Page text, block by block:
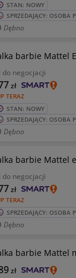
STAN: NOWY
SPRZEDAJĄCY: OSOBA
Dębno
barbie Mattel
do negocjacji
TERAZ
zł
STAN: NOWY
SPRZEDAJĄCY: OSOBA
Dębno
barbie Mattel
do negocjacji
TERAZ
zł
SPRZEDAJĄCY: OSOBA
Dębno
barbie Mattel
zł